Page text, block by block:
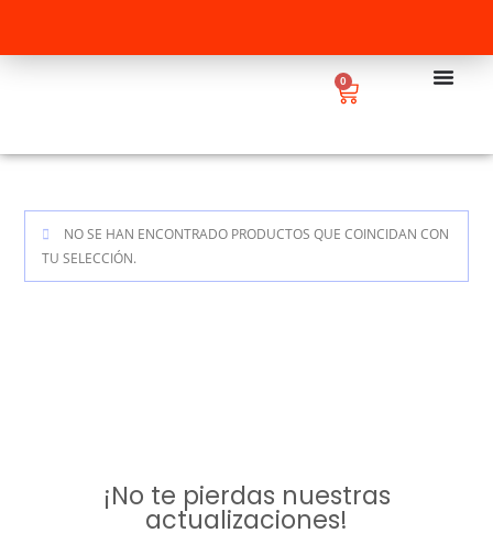
0
NO SE HAN ENCONTRADO PRODUCTOS QUE COINCIDAN CON
TU SELECCIÓN.
¡No te pierdas nuestras
actualizaciones!